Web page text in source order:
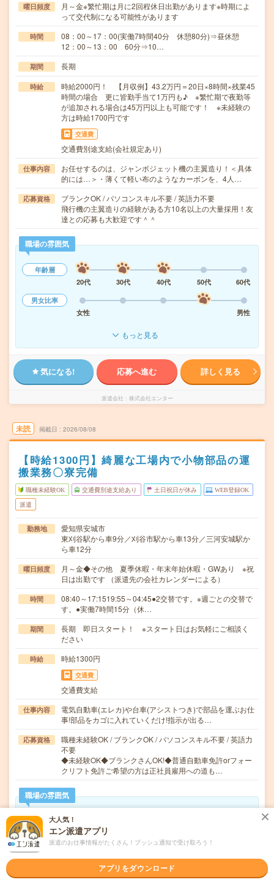
曜日頻度
月～金※繁忙期は月に2回程休日出勤があります※時期によ
って交代制になる可能性があります
時間
08：00～17：00(実働7時間40分 休憩80分)⇒昼休憩
12：00～13：00 60分⇒10…
期間 長期
時給
時給2000円！ 【月収例】43.2万円＝20日×8時間×残業45
時間の場合 更に皆勤手当て1万円も♪ ※繁忙期で夜勤等
が追加される場合は45万円以上も可能です！ ※未経験の
方は時給1700円です
交通費
交通費別途支給(会社規定あり)
仕事内容
お任せするのは、ジャンボジェット機の主翼造り！＜具体
的には…＞・薄くて軽い布のようなカーボンを、4人…
応募資格
ブランクOK / パソコンスキル不要 / 英語力不要
飛行機の主翼造りの経験がある方10名以上の大量採用！友
達との応募も大歓迎です＾＾
職場の雰囲気
年齢層
20代
30代 40代 50代
60代
男女比率
女性
男性
もっと見る
気になる! 応募へ進む 詳しく見る
派遣会社 株式会社エンター
未読 掲載日 2026/08/08
【時給1300円】綺麗な工場内で小物部品の運
搬業務〇寮完備
職種未経験OK 交通費別途支給あり 土日祝日が休み WEB登録OK
派遣
勤務地
愛知県安城市
東刈谷駅から車9分／刈谷市駅から車13分／三河安城駅か
ら車12分
曜日頻度
月～金◆その他 夏季休暇・年末年始休暇・GWあり ※祝
日は出勤です （派遣先の会社カレンダーによる）
時間
08:40～17:1519:55～04:45●2交替です。※週ごとの交替で
す。●実働7時間15分（休…
期間
長期 即日スタート！ ※スタート日はお気軽にご相談く
ださい
時給 時給1300円
交通費
交通費支給
仕事内容
電気自動車(エレカ)や台車(アシストつき)で部品を運ぶお仕
事!部品をカゴに入れていくだけ!指示が出る…
応募資格
職種未経験OK / ブランクOK / パソコンスキル不要 / 英語力
不要
◆未経験OK◆ブランクさんOK!◆普通自動車免許orフォー
クリフト免許ご希望の方は正社員雇用への道も…
職場の雰囲気
年齢層
20代
男女比率
大人気！
エン派遣アプリ
派遣のお仕事情報がたくさん！プッシュ通知で受け取ろう！
アプリをダウンロード